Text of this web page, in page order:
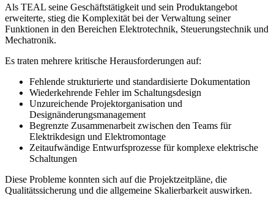
Als TEAL seine Geschäftstätigkeit und sein Produktangebot
erweiterte, stieg die Komplexität bei der Verwaltung seiner
Funktionen in den Bereichen Elektrotechnik, Steuerungstechnik und
Mechatronik.
Es traten mehrere kritische Herausforderungen auf:
Fehlende strukturierte und standardisierte Dokumentation
Wiederkehrende Fehler im Schaltungsdesign
Unzureichende Projektorganisation und
Designänderungsmanagement
Begrenzte Zusammenarbeit zwischen den Teams für
Elektrikdesign und Elektromontage
Zeitaufwändige Entwurfsprozesse für komplexe elektrische
Schaltungen
Diese Probleme konnten sich auf die Projektzeitpläne, die
Qualitätssicherung und die allgemeine Skalierbarkeit auswirken.